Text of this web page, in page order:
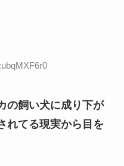
の飼い犬に成り下が
れてる現実から目を